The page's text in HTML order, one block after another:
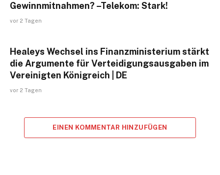
Gewinnmitnahmen? –Telekom: Stark!
vor 2 Tagen
Healeys Wechsel ins Finanzministerium stärkt
die Argumente für Verteidigungsausgaben im
Vereinigten Königreich | DE
vor 2 Tagen
EINEN KOMMENTAR HINZUFÜGEN